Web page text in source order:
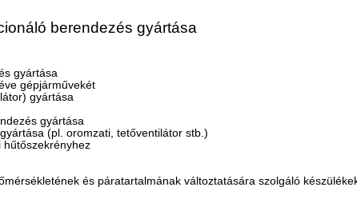
berendezés gyártása
gyártása
gépjárművekét
gyártása
gyártása
(pl. oromzati, tetőventilátor stb.)
és páratartalmának változtatására szolgáló